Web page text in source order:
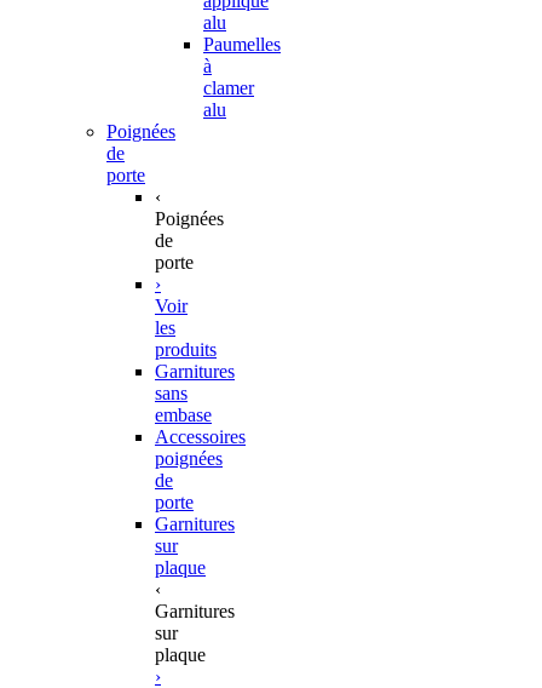
alu
Paumelles
à
clamer
alu
Poignées
de
porte
‹
Poignées
de
porte
›
Voir
les
produits
Garnitures
sans
embase
Accessoires
poignées
de
porte
Garnitures
sur
plaque
‹
Garnitures
sur
plaque
›